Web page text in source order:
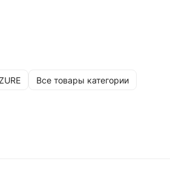
Все товары категории